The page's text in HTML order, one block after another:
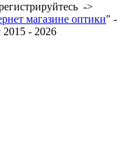
->
магазине оптики" -
- 2026